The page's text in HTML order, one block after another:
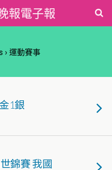
報電子報
› 運動賽事
1銀
錦賽 我國